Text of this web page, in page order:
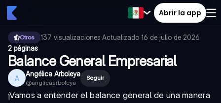
Abrir la app
Otros 137 visualizaciones·Actualizado 16 de julio de 2026·
2 páginas
Balance General Empresarial
A Angélica Arboleya
@anglicaarboleya
Seguir
¡Vamos a entender el balance general de una manera